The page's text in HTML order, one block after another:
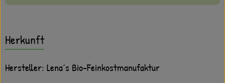
Herkunft
Hersteller: Lena´s Bio-Feinkostmanufaktur